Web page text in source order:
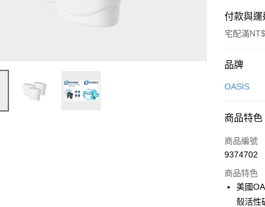
付款與運
宅配滿
付款方式
信用卡一次
合作金
華南商
上海商
國泰世
臺灣中
6 期 0
華南商
上海商
國泰世
即享券
LINE Pay
品牌
OASIS
商品特色
商品編號
9374702
商品特色
美國
殼活